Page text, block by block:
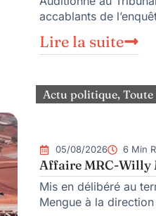
accablants de
Lire la suite
Actu politique,
05/08/2026 6 Min
Affaire MRC-Willy
Mis en délibéré au
Mengue à la